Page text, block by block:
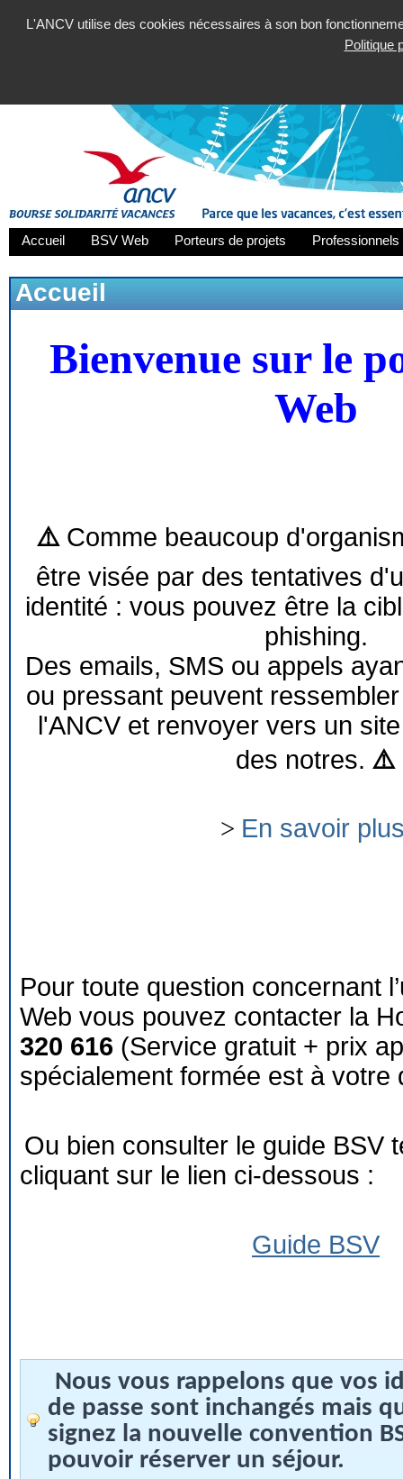
L'ANCV utilise des cookies nécessaires à son bon
Politique
Accueil BSV Web Porteurs de projets
Accueil
Bienvenue sur le
Web
⚠️ Comme beaucoup
être visée par des tentatives
identité : vous pouvez être la
phishing.
Des emails, SMS ou appels
ou pressant peuvent
l'ANCV et renvoyer vers un
des notres. ⚠️
> En savoir
Pour toute question concernant
Web vous pouvez contacter la
320 616 (Service gratuit + prix
spécialement formée est à votre
Ou bien consulter le guide BSV
cliquant sur le lien ci-dessous :
Guide BSV
Nous vous rappelons que vos
de passe sont inchangés mais
signez la nouvelle convention
pouvoir réserver un séjour.